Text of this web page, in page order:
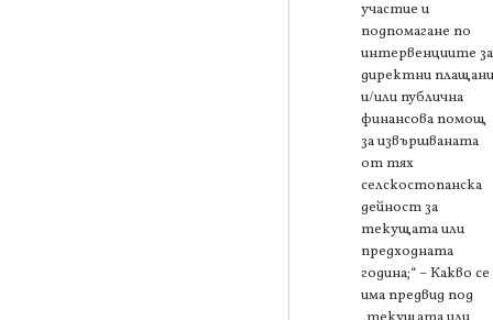
участие и
подпомагане по
интервенциите за
директни
и/или публична
финансова помощ
за извършваната
от тях
селскостопанска
дейност за
текущата или
предходната
година;“ – Какво се
има предвид под